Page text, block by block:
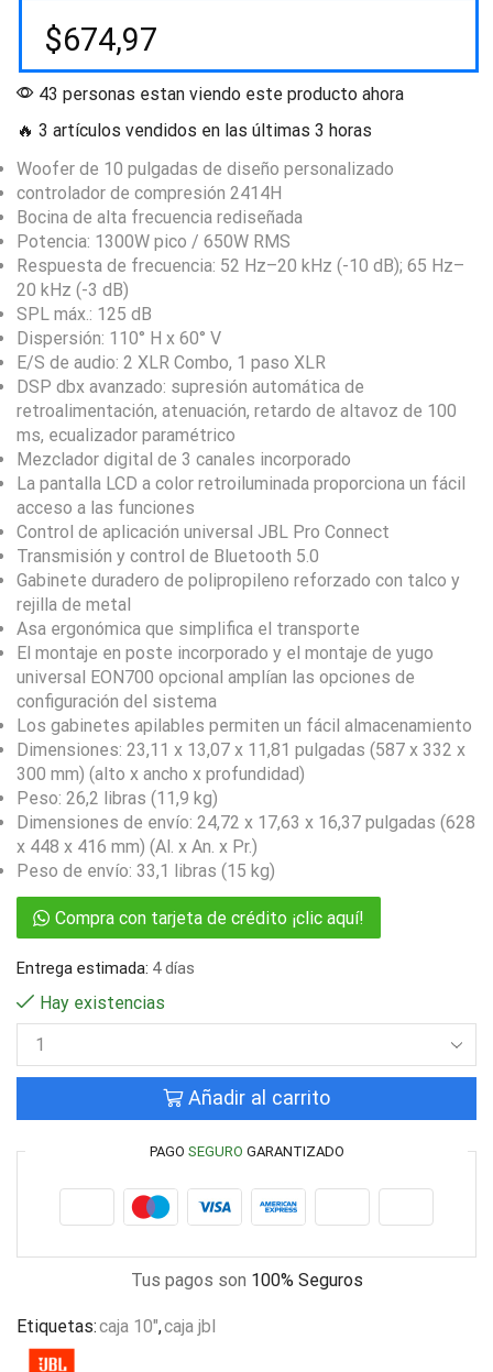
$674,97
43 personas estan viendo este producto ahora
🔥 3 artículos vendidos en las últimas 3 horas
Woofer de 10 pulgadas de diseño personalizado
controlador de compresión 2414H
Bocina de alta frecuencia rediseñada
Potencia: 1300W pico / 650W RMS
Respuesta de frecuencia: 52 Hz–20 kHz (-10 dB); 65 Hz–
20 kHz (-3 dB)
SPL máx.: 125 dB
Dispersión: 110° H x 60° V
E/S de audio: 2 XLR Combo, 1 paso XLR
DSP dbx avanzado: supresión automática de
retroalimentación, atenuación, retardo de altavoz de 100
ms, ecualizador paramétrico
Mezclador digital de 3 canales incorporado
La pantalla LCD a color retroiluminada proporciona un fácil
acceso a las funciones
Control de aplicación universal JBL Pro Connect
Transmisión y control de Bluetooth 5.0
Gabinete duradero de polipropileno reforzado con talco y
rejilla de metal
Asa ergonómica que simplifica el transporte
El montaje en poste incorporado y el montaje de yugo
universal EON700 opcional amplían las opciones de
configuración del sistema
Los gabinetes apilables permiten un fácil almacenamiento
Dimensiones: 23,11 x 13,07 x 11,81 pulgadas (587 x 332 x
300 mm) (alto x ancho x profundidad)
Peso: 26,2 libras (11,9 kg)
Dimensiones de envío: 24,72 x 17,63 x 16,37 pulgadas (628
x 448 x 416 mm) (Al. x An. x Pr.)
Peso de envío: 33,1 libras (15 kg)
Compra con tarjeta de crédito ¡clic aquí!
Entrega estimada: 4 días
Hay existencias
Añadir al carrito
PAGO SEGURO GARANTIZADO
Tus pagos son 100% Seguros
Etiquetas:caja 10",caja jbl